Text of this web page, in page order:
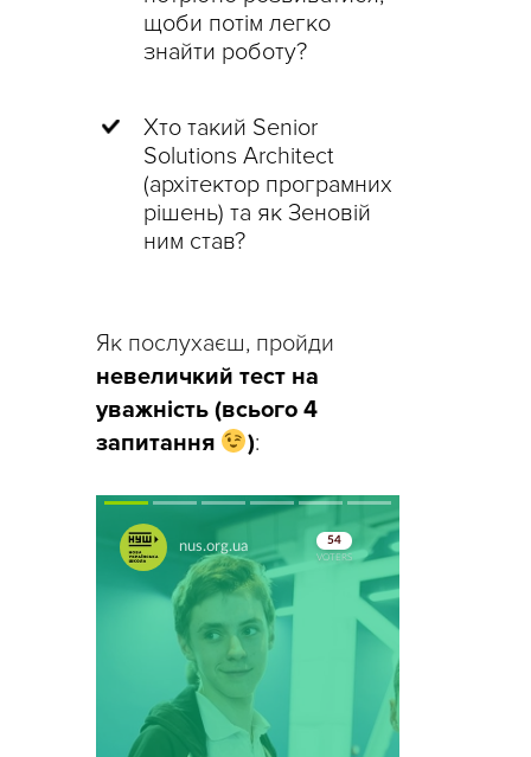
щоби потім легко
знайти роботу?
Хто такий Senior
Solutions Architect
(архітектор програмних
рішень) та як Зеновій
ним став?
Як послухаєш, пройди
невеличкий тест на
уважність (всього 4
запитання
):